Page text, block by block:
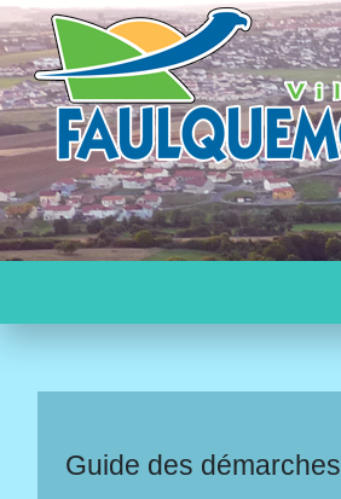
Guide des démarches